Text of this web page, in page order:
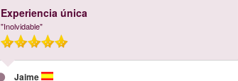
Experiencia única
"Inolvidable"
Jaime